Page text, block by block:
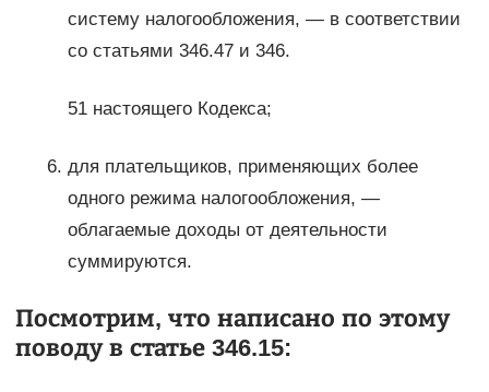
систему налогообложения, — в соответствии
со статьями 346.47 и 346.
51 настоящего Кодекса;
для плательщиков, применяющих более
одного режима налогообложения, —
облагаемые доходы от деятельности
суммируются.
Посмотрим, что написано по этому
поводу в статье 346.15: